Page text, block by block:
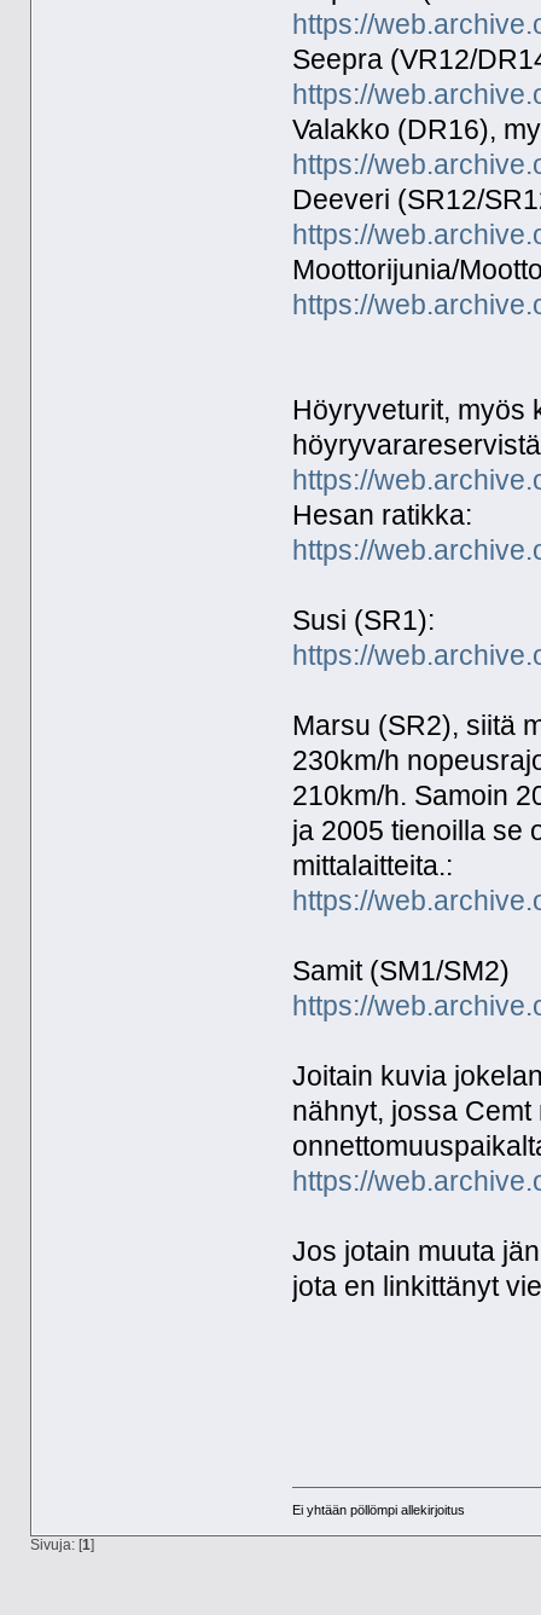
https://
Seepra (VR12/
https://
Valakko (DR16),
https://
Deeveri (SR12/
https://
Moottorijunia/
https://
Höyryveturit, myös
https://
Hesan ratikka:
https://
Susi (SR1):
https://
Marsu (SR2), siitä
230km/h
210km/h. Samoin
ja 2005 tienoilla se
mittalaitteita.:
https://
Samit (SM1/SM2)
https://
Joitain kuvia
nähnyt, jossa
https://
Jos jotain muuta
jota en linkittänyt
Ei yhtään pöllömpi allekirjoitus
Sivuja: [1]